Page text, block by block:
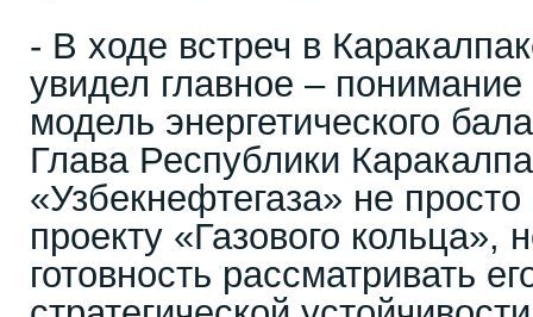
- В ходе встреч в
увидел главное – понимание
модель энергетического
Глава Республики
«Узбекнефтегаза» не
проекту «Газового кольца»,
готовность рассматривать